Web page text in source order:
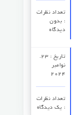
تعداد نظرات‌
: بدون
دیدگاه
تاریخ : 23.
نوامبر
2024
تعداد نظرات‌
: یک دیدگاه